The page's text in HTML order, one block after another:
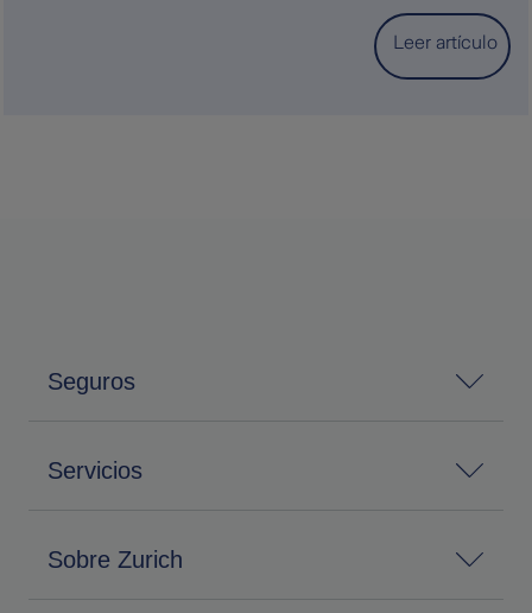
Leer artículo
Seguros
Servicios
Sobre Zurich